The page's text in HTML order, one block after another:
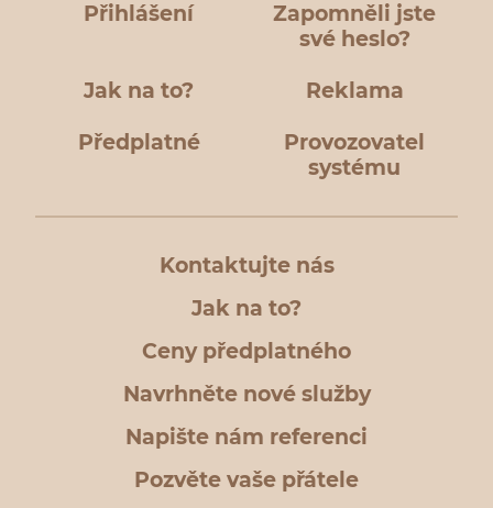
Přihlášení
Zapomněli jste
své heslo?
Jak na to? Reklama
Předplatné
Provozovatel
systému
Kontaktujte nás
Jak na to?
Ceny předplatného
Navrhněte nové služby
Napište nám referenci
Pozvěte vaše přátele